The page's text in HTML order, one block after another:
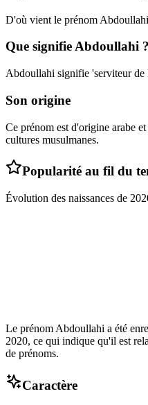
D'où vient le prénom Abdoullahi
Que signifieAbdoullahi ?
Abdoullahi signifie 'serviteur de
Son origine
Ce prénom est d'origine arabe
cultures musulmanes.
Popularité au fil du
Évolution des naissances de
Le prénom Abdoullahi a été
2020, ce qui indique qu'il est
de prénoms.
Caractère